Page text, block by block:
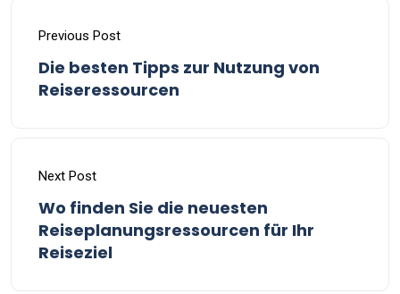
Previous Post
Die besten Tipps zur Nutzung von
Reiseressourcen
Next Post
Wo finden Sie die neuesten
Reiseplanungsressourcen für Ihr
Reiseziel